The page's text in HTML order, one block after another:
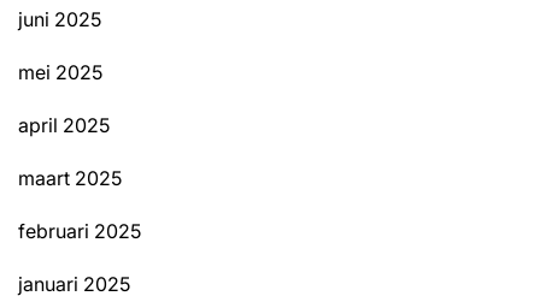
juni 2025
mei 2025
april 2025
maart 2025
februari 2025
januari 2025